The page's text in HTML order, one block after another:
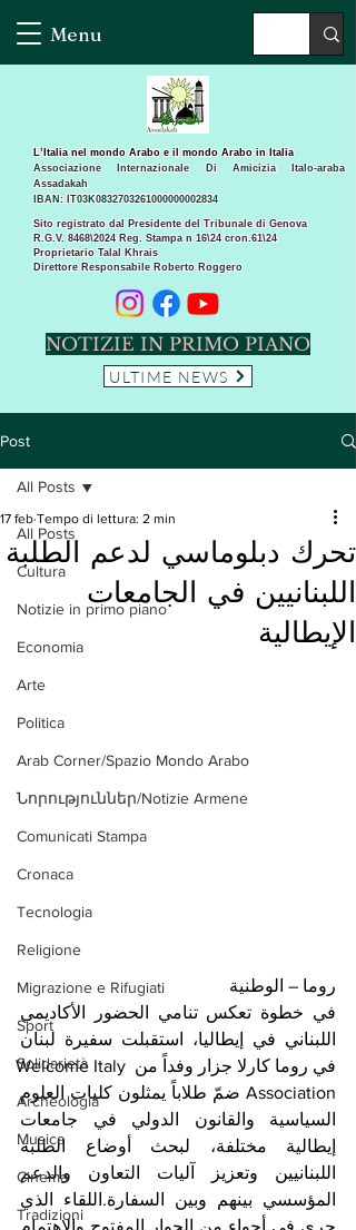
Menu
Sito registrato dal Presidente del Tribunale di Genova
R.G.V. 8468\2024 Reg. Stampa n 16\24 cron.61\24 ​
Proprietario Talal Khrais
Direttore Responsabile Roberto Roggero
L’Italia nel mondo Arabo e il mondo Arabo in Italia
Associazione Internazionale Di Amicizia Italo-araba
Assadakah
IBAN: IT03K0832703261000000002834
NOTIZIE IN PRIMO PIANO
ULTIME NEWS
Post
All Posts
Cultura
Notizie in primo piano
Economia
Arte
Politica
Arab Corner/Spazio Mondo Arabo
Նորություններ/Notizie Armene
Comunicati Stampa
Cronaca
Tecnologia
Religione
Migrazione e Rifugiati
Sport
Solidarietà
Archeologia
Musica
Cinema
Tradizioni
All Posts
تحرك دبلوماسي لدعم الطلبة
اللبنانيين في الجامعات
الإيطالية
17 feb Tempo di lettura: 2 min
روما – الوطنية
في روما كارلا جزار وفداً من Welcome Italy
إيطالية مختلفة، لبحث أوضاع الطلبة
اللبنانيين وتعزيز آليات التعاون والدعم